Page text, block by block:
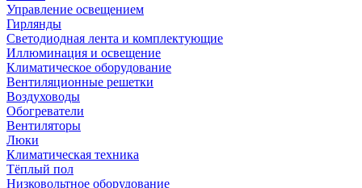
Управление освещением
Гирлянды
Светодиодная лента и комплектующие
Иллюминация и освещение
Климатическое оборудование
Вентиляционные решетки
Воздуховоды
Обогреватели
Вентиляторы
Люки
Климатическая техника
Тёплый пол
Низковольтное оборудование